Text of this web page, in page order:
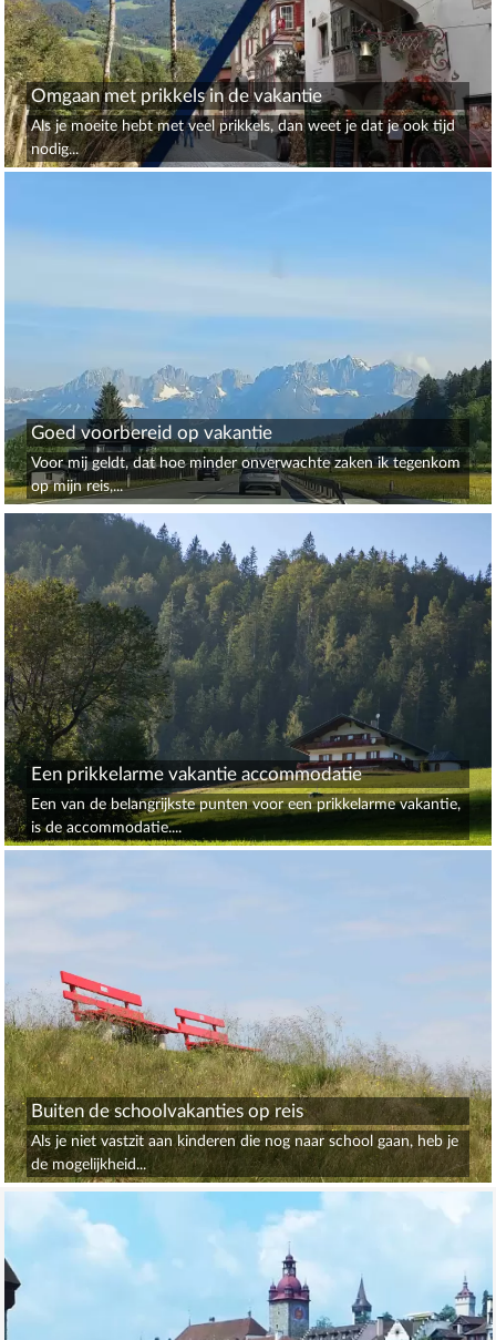
Omgaan met prikkels in de vakantie
Als je moeite hebt met veel prikkels, dan weet je dat je ook tijd
nodig...
Goed voorbereid op vakantie
Voor mij geldt, dat hoe minder onverwachte zaken ik tegenkom
op mijn reis,...
Een prikkelarme vakantie accommodatie
Een van de belangrijkste punten voor een prikkelarme vakantie,
is de accommodatie....
Buiten de schoolvakanties op reis
Als je niet vastzit aan kinderen die nog naar school gaan, heb je
de mogelijkheid...